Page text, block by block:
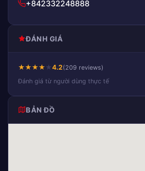
+842332248888
ĐÁNH GIÁ
★★★★★4.2(209 reviews)
Đánh giá từ người dùng thực tế
BẢN ĐỒ